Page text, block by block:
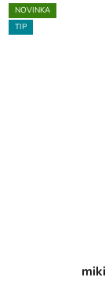
NOVINKA
TIP